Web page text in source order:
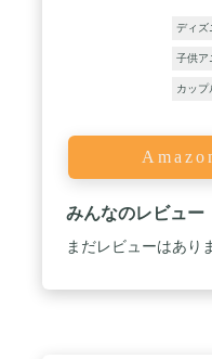
ディズ
子供ア
カップ
みんなのレビュー
まだレビューはあり